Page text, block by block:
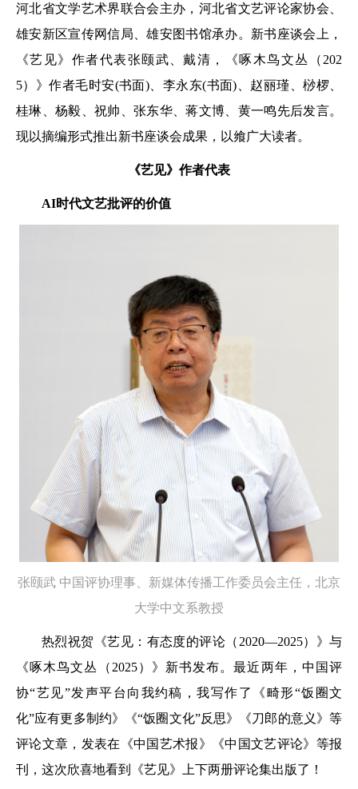
河北省文学艺术界联合会主办，河北省文艺评论家协会、
雄安新区宣传网信局、雄安图书馆承办。新书座谈会上，
《艺见》作者代表张颐武、戴清，《啄木鸟文丛（202
5）》作者毛时安(书面)、李永东(书面)、赵丽瑾、桫椤、
桂琳、杨毅、祝帅、张东华、蒋文博、黄一鸣先后发言。
现以摘编形式推出新书座谈会成果，以飨广大读者。
《艺见》作者代表
AI时代文艺批评的价值
张颐武 中国评协理事、新媒体传播工作委员会主任， 北京
大学中文系教授
热烈祝贺《艺见：有态度的评论（2020—2025）》与
《啄木鸟文丛（2025）》新书发布。最近两年，中国评
协“艺见”发声平台向我约稿，我写作了《畸形“饭圈文
化”应有更多制约》《“饭圈文化”反思》《刀郎的意义》等
评论文章，发表在《中国艺术报》《中国文艺评论》等报
刊，这次欣喜地看到《艺见》上下两册评论集出版了！